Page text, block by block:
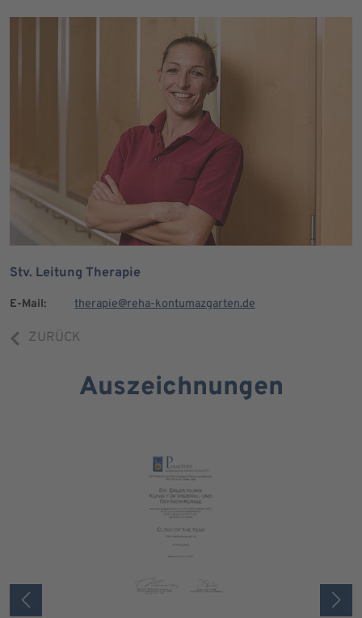
Stv. Leitung Therapie
E-Mail: therapie@reha-kontumazgarten.de
ZURÜCK
Auszeichnungen